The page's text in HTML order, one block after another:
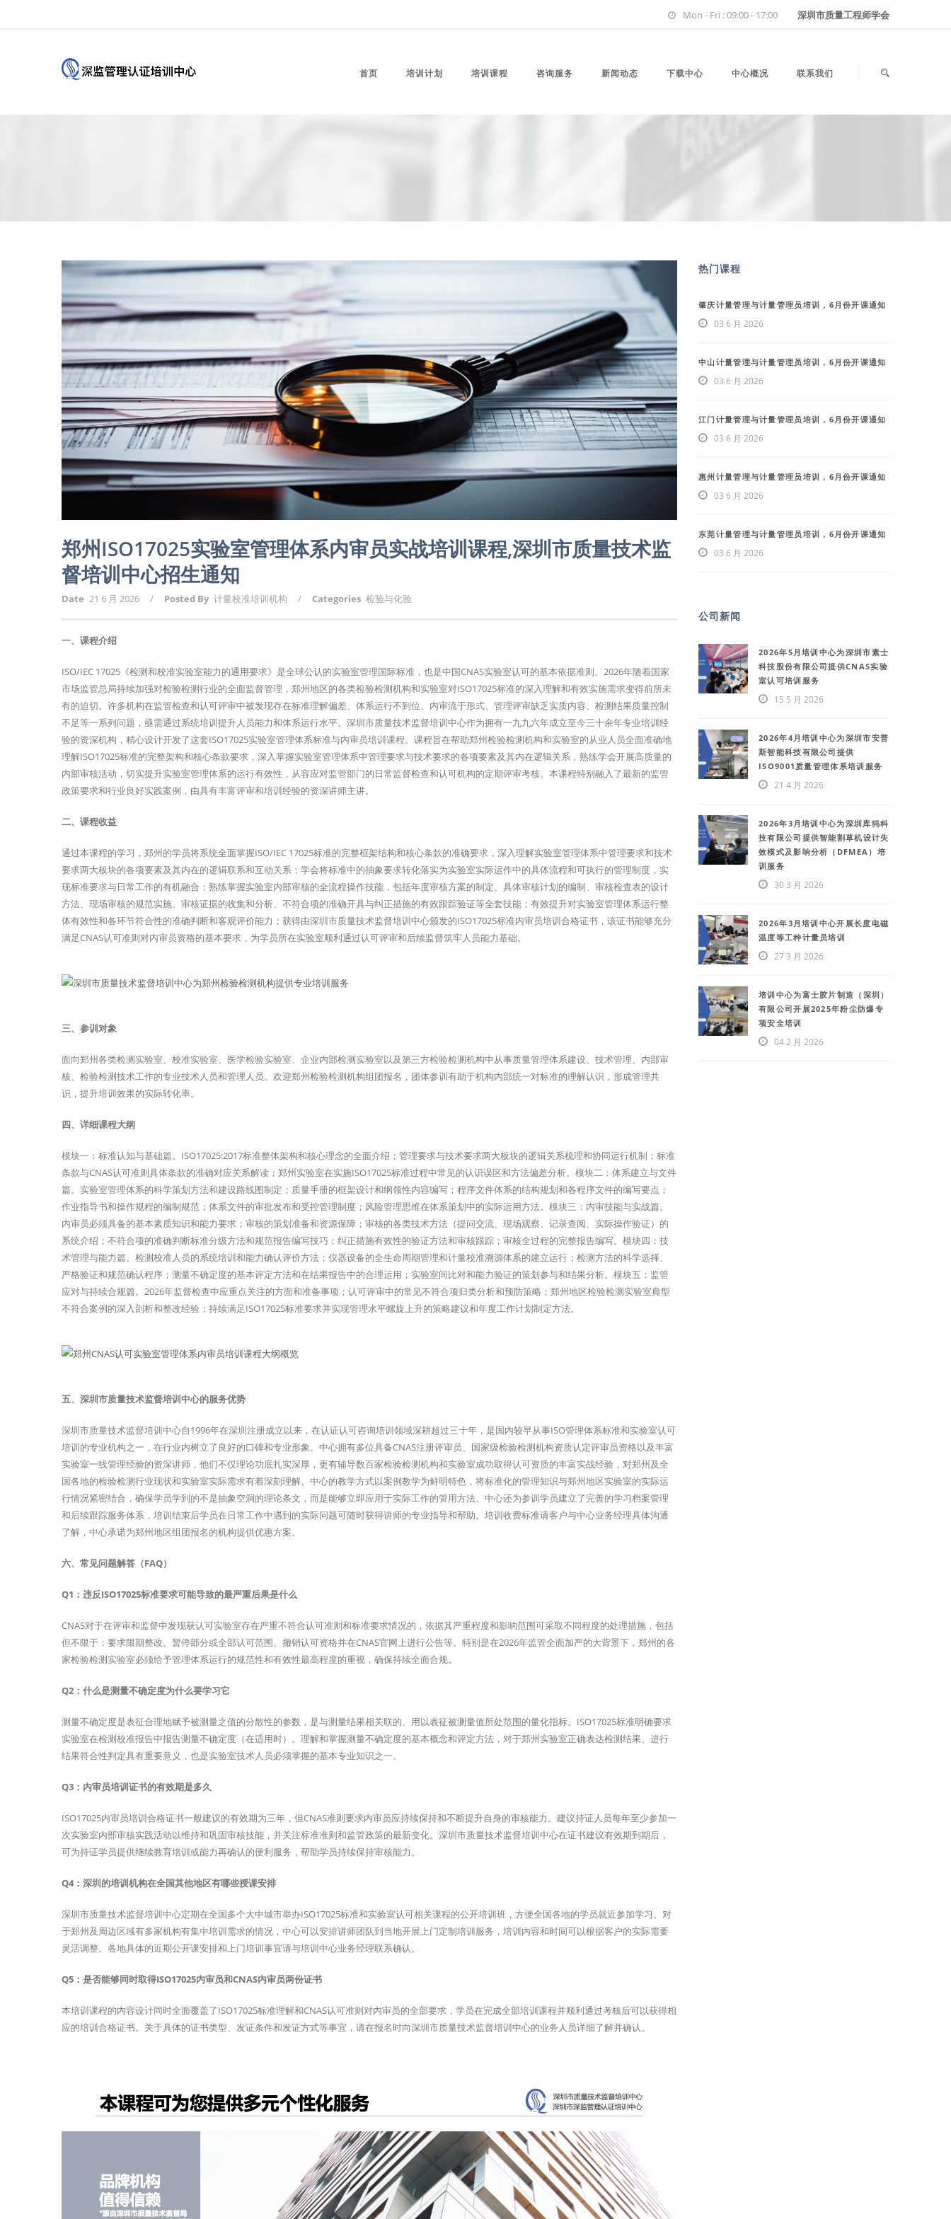
Mon - Fri : 09:00 - 17:00 深圳市质量工程师学会
首页 培训计划 培训课程 咨询服务 新闻动态 下载中心 中心概况 联系我们
郑州ISO17025实验室管理体系内审员实战培训课程,深圳市质量技术监
督培训中心招生通知
Date 21 6 月 2026 / Posted By 计量校准培训机构 / Categories 检验与化验
一、课程介绍
ISO/IEC 17025《检测和校准实验室能力的通用要求》是全球公认的实验室管理国际标准，也是中国CNAS实验室认可的基本依据准则。2026年随着国家
市场监管总局持续加强对检验检测行业的全面监督管理，郑州地区的各类检验检测机构和实验室对ISO17025标准的深入理解和有效实施需求变得前所未
有的迫切。许多机构在监管检查和认可评审中被发现存在标准理解偏差、体系运行不到位、内审流于形式、管理评审缺乏实质内容、检测结果质量控制
不足等一系列问题，亟需通过系统培训提升人员能力和体系运行水平。深圳市质量技术监督培训中心作为拥有一九九六年成立至今三十余年专业培训经
验的资深机构，精心设计开发了这套ISO17025实验室管理体系标准与内审员培训课程。课程旨在帮助郑州检验检测机构和实验室的从业人员全面准确地
理解ISO17025标准的完整架构和核心条款要求，深入掌握实验室管理体系中管理要求与技术要求的各项要素及其内在逻辑关系，熟练学会开展高质量的
内部审核活动，切实提升实验室管理体系的运行有效性，从容应对监管部门的日常监督检查和认可机构的定期评审考核。本课程特别融入了最新的监管
政策要求和行业良好实践案例，由具有丰富评审和培训经验的资深讲师主讲。
二、课程收益
通过本课程的学习，郑州的学员将系统全面掌握ISO/IEC 17025标准的完整框架结构和核心条款的准确要求，深入理解实验室管理体系中管理要求和技术
要求两大板块的各项要素及其内在的逻辑联系和互动关系；学会将标准中的抽象要求转化落实为实验室实际运作中的具体流程和可执行的管理制度，实
现标准要求与日常工作的有机融合；熟练掌握实验室内部审核的全流程操作技能，包括年度审核方案的制定、具体审核计划的编制、审核检查表的设计
方法、现场审核的规范实施、审核证据的收集和分析、不符合项的准确开具与纠正措施的有效跟踪验证等全套技能；有效提升对实验室管理体系运行整
体有效性和各环节符合性的准确判断和客观评价能力；获得由深圳市质量技术监督培训中心颁发的ISO17025标准内审员培训合格证书，该证书能够充分
满足CNAS认可准则对内审员资格的基本要求，为学员所在实验室顺利通过认可评审和后续监督筑牢人员能力基础。
三、参训对象
面向郑州各类检测实验室、校准实验室、医学检验实验室、企业内部检测实验室以及第三方检验检测机构中从事质量管理体系建设、技术管理、内部审
核、检验检测技术工作的专业技术人员和管理人员。欢迎郑州检验检测机构组团报名，团体参训有助于机构内部统一对标准的理解认识，形成管理共
识，提升培训效果的实际转化率。
四、详细课程大纲
模块一：标准认知与基础篇。ISO17025:2017标准整体架构和核心理念的全面介绍；管理要求与技术要求两大板块的逻辑关系梳理和协同运行机制；标准
条款与CNAS认可准则具体条款的准确对应关系解读；郑州实验室在实施ISO17025标准过程中常见的认识误区和方法偏差分析。模块二：体系建立与文件
篇。实验室管理体系的科学策划方法和建设路线图制定；质量手册的框架设计和纲领性内容编写；程序文件体系的结构规划和各程序文件的编写要点；
作业指导书和操作规程的编制规范；体系文件的审批发布和受控管理制度；风险管理思维在体系策划中的实际运用方法。模块三：内审技能与实战篇。
内审员必须具备的基本素质知识和能力要求；审核的策划准备和资源保障；审核的各类技术方法（提问交流、现场观察、记录查阅、实际操作验证）的
系统介绍；不符合项的准确判断标准分级方法和规范报告编写技巧；纠正措施有效性的验证方法和审核跟踪；审核全过程的完整报告编写。模块四：技
术管理与能力篇。检测校准人员的系统培训和能力确认评价方法；仪器设备的全生命周期管理和计量校准溯源体系的建立运行；检测方法的科学选择、
严格验证和规范确认程序；测量不确定度的基本评定方法和在结果报告中的合理运用；实验室间比对和能力验证的策划参与和结果分析。模块五：监管
应对与持续合规篇。2026年监督检查中应重点关注的方面和准备事项；认可评审中的常见不符合项归类分析和预防策略；郑州地区检验检测实验室典型
不符合案例的深入剖析和整改经验；持续满足ISO17025标准要求并实现管理水平螺旋上升的策略建议和年度工作计划制定方法。
五、深圳市质量技术监督培训中心的服务优势
深圳市质量技术监督培训中心自1996年在深圳注册成立以来，在认证认可咨询培训领域深耕超过三十年，是国内较早从事ISO管理体系标准和实验室认可
培训的专业机构之一，在行业内树立了良好的口碑和专业形象。中心拥有多位具备CNAS注册评审员、国家级检验检测机构资质认定评审员资格以及丰富
实验室一线管理经验的资深讲师，他们不仅理论功底扎实深厚，更有辅导数百家检验检测机构和实验室成功取得认可资质的丰富实战经验，对郑州及全
国各地的检验检测行业现状和实验室实际需求有着深刻理解。中心的教学方式以案例教学为鲜明特色，将标准化的管理知识与郑州地区实验室的实际运
行情况紧密结合，确保学员学到的不是抽象空洞的理论条文，而是能够立即应用于实际工作的管用方法。中心还为参训学员建立了完善的学习档案管理
和后续跟踪服务体系，培训结束后学员在日常工作中遇到的实际问题可随时获得讲师的专业指导和帮助。培训收费标准请客户与中心业务经理具体沟通
了解，中心承诺为郑州地区组团报名的机构提供优惠方案。
六、常见问题解答（FAQ）
Q1：违反ISO17025标准要求可能导致的最严重后果是什么
CNAS对于在评审和监督中发现获认可实验室存在严重不符合认可准则和标准要求情况的，依据其严重程度和影响范围可采取不同程度的处理措施，包括
但不限于：要求限期整改、暂停部分或全部认可范围、撤销认可资格并在CNAS官网上进行公告等。特别是在2026年监管全面加严的大背景下，郑州的各
家检验检测实验室必须给予管理体系运行的规范性和有效性最高程度的重视，确保持续全面合规。
Q2：什么是测量不确定度为什么要学习它
测量不确定度是表征合理地赋予被测量之值的分散性的参数，是与测量结果相关联的、用以表征被测量值所处范围的量化指标。ISO17025标准明确要求
实验室在检测校准报告中报告测量不确定度（在适用时）。理解和掌握测量不确定度的基本概念和评定方法，对于郑州实验室正确表达检测结果、进行
结果符合性判定具有重要意义，也是实验室技术人员必须掌握的基本专业知识之一。
Q3：内审员培训证书的有效期是多久
ISO17025内审员培训合格证书一般建议的有效期为三年，但CNAS准则要求内审员应持续保持和不断提升自身的审核能力。建议持证人员每年至少参加一
次实验室内部审核实践活动以维持和巩固审核技能，并关注标准准则和监管政策的最新变化。深圳市质量技术监督培训中心在证书建议有效期到期后，
可为持证学员提供继续教育培训或能力再确认的便利服务，帮助学员持续保持审核能力。
Q4：深圳的培训机构在全国其他地区有哪些授课安排
深圳市质量技术监督培训中心定期在全国多个大中城市举办ISO17025标准和实验室认可相关课程的公开培训班，方便全国各地的学员就近参加学习。对
于郑州及周边区域有多家机构有集中培训需求的情况，中心可以安排讲师团队到当地开展上门定制培训服务，培训内容和时间可以根据客户的实际需要
灵活调整。各地具体的近期公开课安排和上门培训事宜请与培训中心业务经理联系确认。
Q5：是否能够同时取得ISO17025内审员和CNAS内审员两份证书
本培训课程的内容设计同时全面覆盖了ISO17025标准理解和CNAS认可准则对内审员的全部要求，学员在完成全部培训课程并顺利通过考核后可以获得相
应的培训合格证书。关于具体的证书类型、发证条件和发证方式等事宜，请在报名时向深圳市质量技术监督培训中心的业务人员详细了解并确认。
热门课程
肇庆计量管理与计量管理员培训，6月份开课通知
03 6 月 2026
中山计量管理与计量管理员培训，6月份开课通知
03 6 月 2026
江门计量管理与计量管理员培训，6月份开课通知
03 6 月 2026
惠州计量管理与计量管理员培训，6月份开课通知
03 6 月 2026
东莞计量管理与计量管理员培训，6月份开课通知
03 6 月 2026
公司新闻
2026年5月培训中心为深圳市素士
科技股份有限公司提供CNAS实验
室认可培训服务
15 5 月 2026
2026年4月培训中心为深圳市安普
斯智能科技有限公司提供
ISO9001质量管理体系培训服务
21 4 月 2026
2026年3月培训中心为深圳库犸科
技有限公司提供智能割草机设计失
效模式及影响分析（DFMEA）培
训服务
30 3 月 2026
2026年3月培训中心开展长度电磁
温度等工种计量员培训
27 3 月 2026
培训中心为富士胶片制造（深圳）
有限公司开展2025年粉尘防爆专
项安全培训
04 2 月 2026